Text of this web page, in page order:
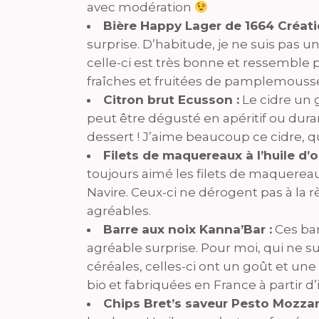
avec modération
Bière Happy Lager de 1664
surprise. D’habitude, je ne suis pas
celle-ci est très bonne et ressemble
fraîches et fruitées de
Citron brut Ecusson : Le cidre un
peut être dégusté en apéritif ou
dessert ! J’aime beaucoup ce cidre,
Filets de maquereaux à l’huile
toujours aimé les filets de
Navire. Ceux-ci ne dérogent pas à la
agréables.
Barre aux noix Kanna’Bar : Ces
agréable surprise. Pour moi, qui ne
céréales, celles-ci ont un goût et
bio et fabriquées en France à partir
Chips Bret’s saveur Pesto